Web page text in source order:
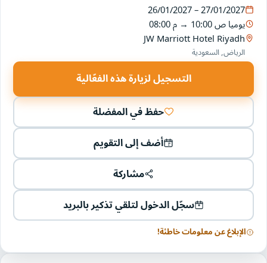
26/01/2027 – 27/01/2027
يوميا10:00 ص →08:00 م
JW Marriott Hotel Riyadh
الرياض, السعودية
التسجيل لزيارة هذه الفعّالية
حفظ في المفضلة
أضف إلى التقويم
مشاركة
سجّل الدخول لتلقي تذكير بالبريد
الإبلاغ عن معلومات خاطئة!